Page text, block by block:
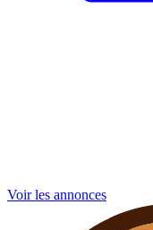
Voir les annonces